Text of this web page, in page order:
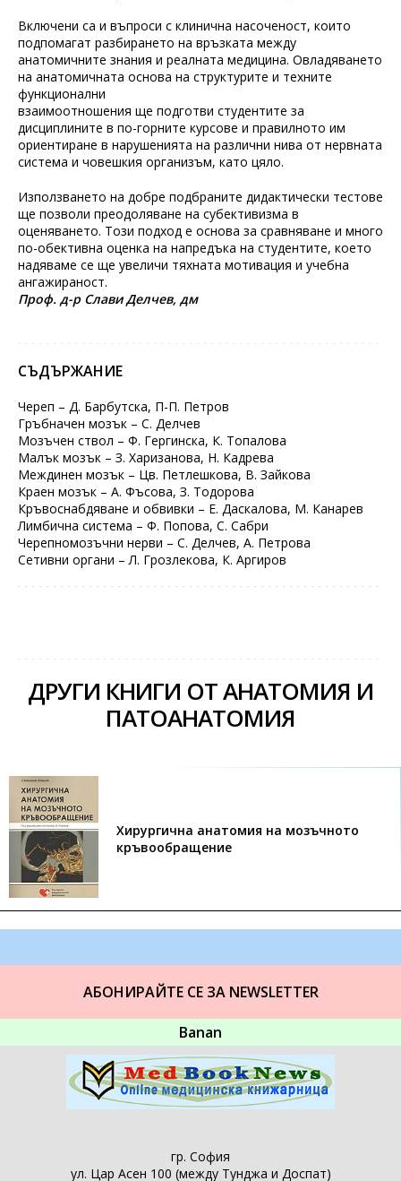
Включени са и въпроси с клинична насоченост, които
подпомагат разбирането на връзката между
анатомичните знания и реалната медицина. Овладяването
на анатомичната основа на структурите и техните
функционални
взаимоотношения ще подготви студентите за
дисциплините в по-горните курсове и правилното им
ориентиране в нарушенията на различни нива от нервната
система и човешкия организъм, като цяло.
Използването на добре подбраните дидактически тестове
ще позволи преодоляване на субективизма в
оценяването. Този подход е основа за сравняване и много
по-обективна оценка на напредъка на студентите, което
надяваме се ще увеличи тяхната мотивация и учебна
ангажираност.
Проф. д-р Слави Делчев, дм
СЪДЪРЖАНИЕ
Череп – Д. Барбутска, П-П. Петров
Гръбначен мозък – С. Делчев
Мозъчен ствол – Ф. Гергинска, К. Топалова
Малък мозък – З. Харизанова, Н. Кадрева
Междинен мозък – Цв. Петлешкова, В. Зайкова
Краен мозък – А. Фъсова, З. Тодорова
Кръвоснабдяване и обвивки – Е. Даскалова, М. Канарев
Лимбична система – Ф. Попова, С. Сабри
Черепномозъчни нерви – С. Делчев, А. Петрова
Сетивни органи – Л. Грозлекова, К. Аргиров
ДРУГИ КНИГИ ОТ АНАТОМИЯ И
ПАТОАНАТОМИЯ
Хирургична анатомия на мозъчното
кръвообращение
АБОНИРАЙТЕ СЕ ЗА NEWSLETTER
Banan
гр. София
ул. Цар Асен 100 (между Тунджа и Доспат)